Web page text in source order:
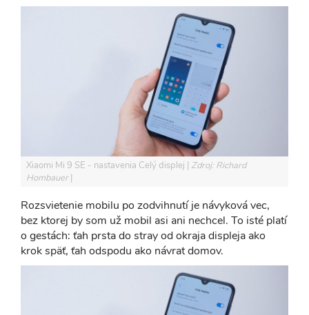
Xiaomi Mi 9 SE - nastavenia Celý displej
Zdroj: Richard
Hombauer
Rozsvietenie mobilu po zodvihnutí je návyková vec,
bez ktorej by som už mobil asi ani nechcel. To isté platí
o gestách: ťah prsta do stray od okraja displeja ako
krok späť, ťah odspodu ako návrat domov.